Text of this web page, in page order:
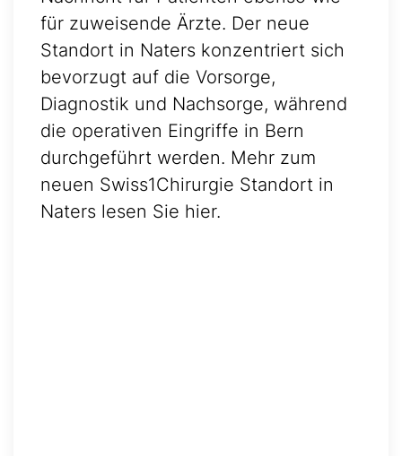
für zuweisende Ärzte. Der neue
Standort in Naters konzentriert sich
bevorzugt auf die Vorsorge,
Diagnostik und Nachsorge, während
die operativen Eingriffe in Bern
durchgeführt werden. Mehr zum
neuen Swiss1Chirurgie Standort in
Naters lesen Sie hier.